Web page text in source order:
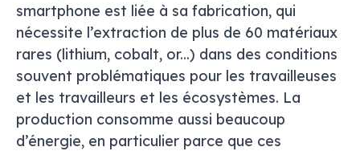
smartphone est liée à sa fabrication, qui
nécessite l’extraction de plus de 60 matériaux
rares (lithium, cobalt, or...) dans des conditions
souvent problématiques pour les travailleuses
et les travailleurs et les écosystèmes. La
production consomme aussi beaucoup
d’énergie, en particulier parce que ces